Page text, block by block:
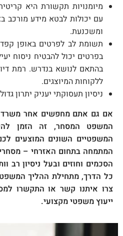
מיומנויות תקשורת היא
עם יכולות לבטא מידע מורכב
ומשכנעת.
תשומת לב לפרטים באופן
בפרטים יכול להבטיח ניסוח
בהתאם לנושא בנדרש. רמת
ללקוחות המיוצגים.
ניסיון תעסוקתי יעניק יתרון
אם גם אתם מחפשים אחר משרד
המשפט המסחר, זה הזמן
המשפטיים השונים המוצעים
המתמחה בתחום האזרחי –
הסכמים וחוזים ובעל ניסיון רב
כל הדרך, מתחילת ההליך
צרו איתנו קשר או התקשרו
ייעוץ משפטי מקצועי.